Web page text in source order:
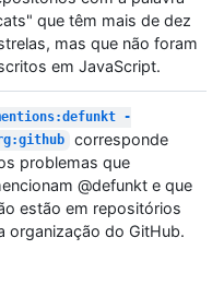
que têm mais de dez
mas que não foram
em JavaScript.
-
corresponde
problemas que
@defunkt e que
estão em repositórios
organização do GitHub.